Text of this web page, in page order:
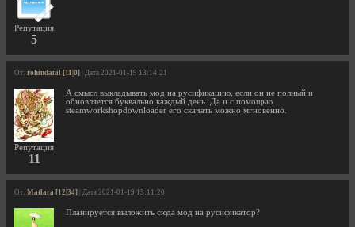
Репутация
5
От: rohindanil [11|0] | Дата 2021-01-19 13:14:21
Репутация
11
А смысл выкладывать мод на русификацию, если он не полный и
обновляется буквально каждый день. Да и с помощью
steamworkshopdownloader его скачать можно мгновенно.
От: Matlara [12|34] | Дата 2021-01-19 13:11:20
Планируется выложить сюда мод на русификатор?